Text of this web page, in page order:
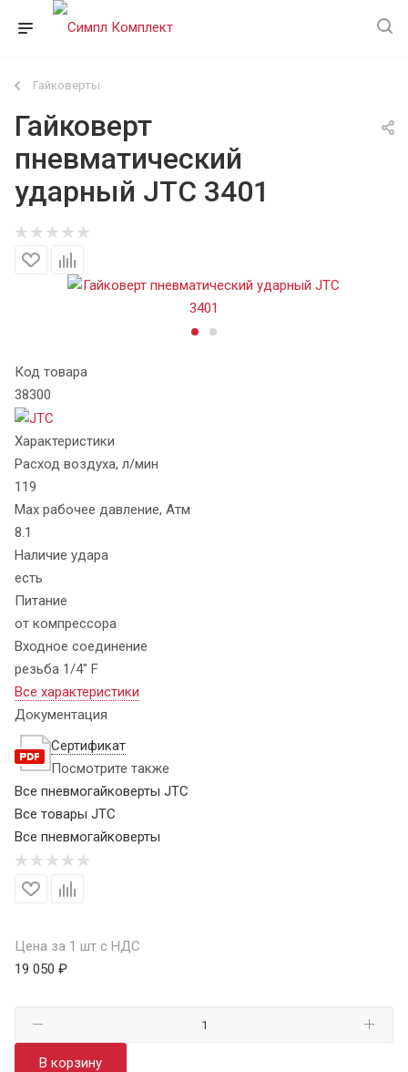
Гайковерты
Гайковерт
пневматический
ударный JTC 3401
Код товара
38300
Характеристики
Расход воздуха, л/мин
119
Max рабочее давление, Атм
8.1
Наличие удара
есть
Питание
от компрессора
Входное соединение
резьба 1/4" F
Все характеристики
Документация
Сертификат
Посмотрите также
Все пневмогайковерты JTC
Все товары JTC
Все пневмогайковерты
Цена за 1 шт с НДС
19 050 ₽
В корзину